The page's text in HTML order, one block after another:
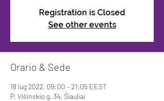
Registration is Closed
See other events
Orario & Sede
18 lug 2022, 09:00 – 21:05 EEST
P. Višinskio g. 34, Šiauliai